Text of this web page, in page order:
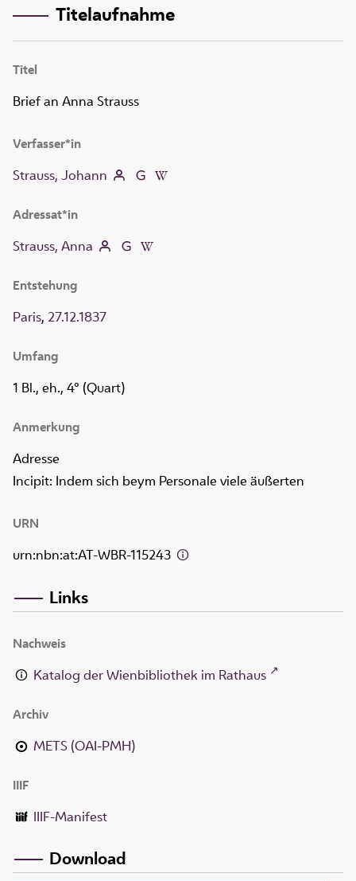
Titelaufnahme
Titel
Brief an Anna Strauss
Verfasser*in
Strauss, Johann
Adressat*in
Strauss, Anna
Entstehung
Paris, 27.12.1837
Umfang
1 Bl., eh., 4° (Quart)
Anmerkung
Adresse
Incipit: Indem sich beym Personale viele äußerten
URN
urn:nbn:at:AT-WBR-115243
Links
Nachweis
Katalog der Wienbibliothek im Rathaus
Archiv
METS (OAI-PMH)
IIIF
IIIF-Manifest
Download